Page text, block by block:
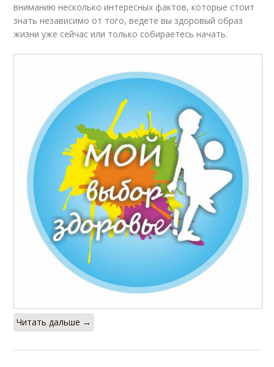
вниманию несколько интересных фактов, которые стоит
знать независимо от того, ведете вы здоровый образ
жизни уже сейчас или только собираетесь начать.
Читать дальше →